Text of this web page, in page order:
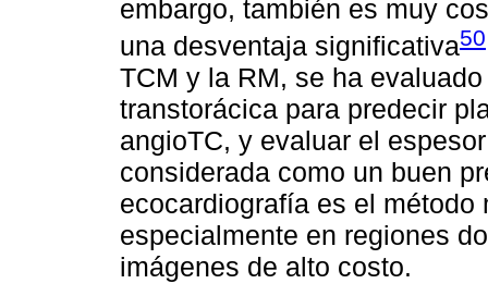
embargo, también es muy
una desventaja significativa50
TCM y la RM, se ha
transtorácica para predecir
angioTC, y evaluar el
considerada como un buen
ecocardiografía es el
especialmente en regiones
imágenes de alto costo.